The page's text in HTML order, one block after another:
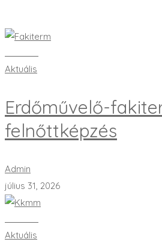
Aktuális
Erdőművelő-
felnőttképzés
Admin
július 31, 2026
Aktuális